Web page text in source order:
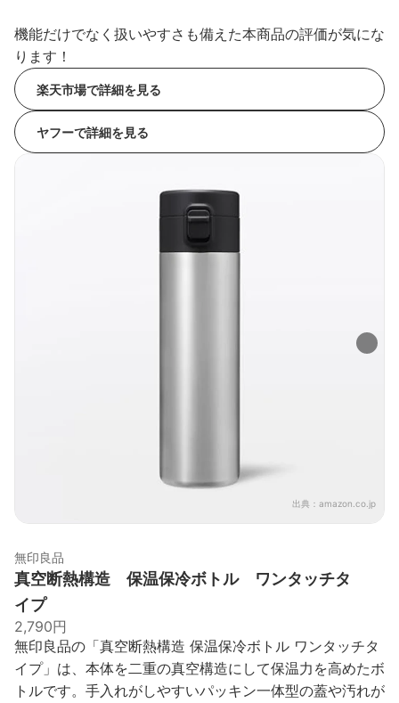
機能だけでなく扱いやすさも備えた本商品の評価が気にな
ります！
楽天市場で詳細を見る
ヤフーで詳細を見る
出典： amazon.co.jp
無印良品
真空断熱構造 保温保冷ボトル ワンタッチタ
イプ
2,790円
無印良品の「真空断熱構造 保温保冷ボトル ワンタッチタ
イプ」は、本体を二重の真空構造にして保温力を高めたボ
トルです。手入れがしやすいパッキン一体型の蓋や汚れが